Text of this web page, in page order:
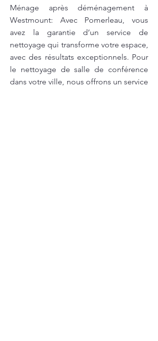
Ménage après déménagement à
Westmount: Avec Pomerleau, vous
avez la garantie d’un service de
nettoyage qui transforme votre espace,
avec des résultats exceptionnels. Pour
le nettoyage de salle de conférence
dans votre ville, nous offrons un service